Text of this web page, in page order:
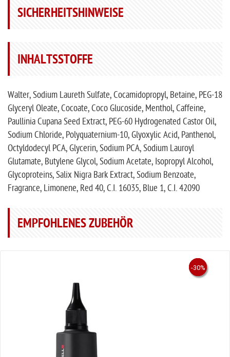
SICHERHEITSHINWEISE
INHALTSSTOFFE
Walter, Sodium Laureth Sulfate, Cocamidopropyl, Betaine, PEG-18
Glyceryl Oleate, Cocoate, Coco Glucoside, Menthol, Caffeine,
Paullinia Cupana Seed Extract, PEG-60 Hydrogenated Castor Oil,
Sodium Chloride, Polyquaternium-10, Glyoxylic Acid, Panthenol,
Octyldodecyl PCA, Glycerin, Sodium PCA, Sodium Lauroyl
Glutamate, Butylene Glycol, Sodium Acetate, Isopropyl Alcohol,
Glycoproteins, Salix Nigra Bark Extract, Sodium Benzoate,
Fragrance, Limonene, Red 40, C.I. 16035, Blue 1, C.I. 42090
EMPFOHLENES ZUBEHÖR
-30%
-30%
-30%